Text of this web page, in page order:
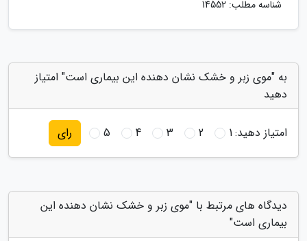
شناسه مطلب: 14552
به "موی زبر و خشک نشان دهنده این بیماری است" امتیاز
دهید
امتیاز دهید:1
2
3
4
5 رای
دیدگاه های مرتبط با "موی زبر و خشک نشان دهنده این
بیماری است"